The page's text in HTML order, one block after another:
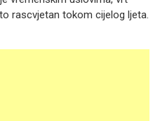
rascvjetan tokom cijelog ljeta.